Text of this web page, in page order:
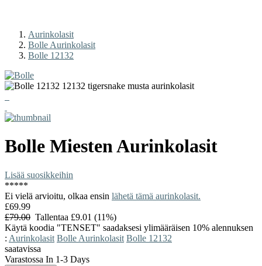
Aurinkolasit
Bolle Aurinkolasit
Bolle 12132
Bolle Miesten Aurinkolasit
Lisää suosikkeihin
*****
Ei vielä arvioitu, olkaa ensin lähetä tämä aurinkolasit.
£69.99
£79.00 Tallentaa £9.01 (11%)
Käytä koodia "TENSET" saadaksesi ylimääräisen 10% alennuksen
: Aurinkolasit Bolle Aurinkolasit Bolle 12132
saatavissa
Varastossa In 1-3 Days